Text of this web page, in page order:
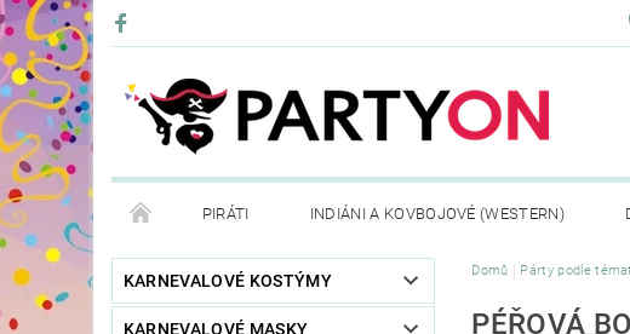
PIRÁTI INDIÁNI A KOVBOJOVÉ (WESTERN)
KONTAKTY OBCHODNÍ PODMÍNKY VRÁCENÍ ZBOŽÍ
KARNEVALOVÉ KOSTÝMY
KARNEVALOVÉ MASKY
Domů Párty podle témat
PÉŘOVÁ